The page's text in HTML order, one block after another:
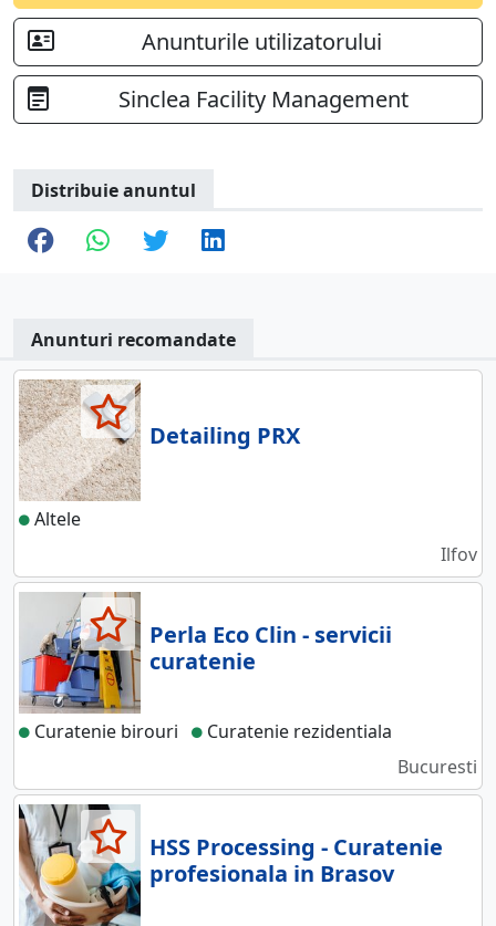
Anunturile utilizatorului
Sinclea Facility Management
Distribuie anuntul
Anunturi recomandate
Detailing PRX
Altele
Ilfov
Perla Eco Clin - servicii
curatenie
Curatenie birouri
Curatenie rezidentiala
Bucuresti
HSS Processing - Curatenie
profesionala in Brasov